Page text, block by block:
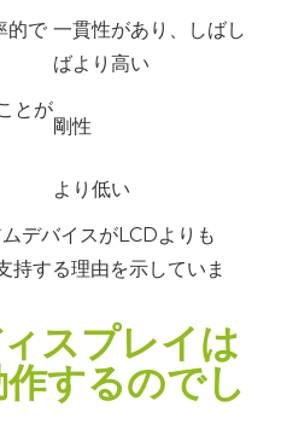
的で 一貫性があり、しばし
ばより高い
とが
剛性
より低い
デバイスがLCDよりも
する理由を示していま
スプレイは
するのでし